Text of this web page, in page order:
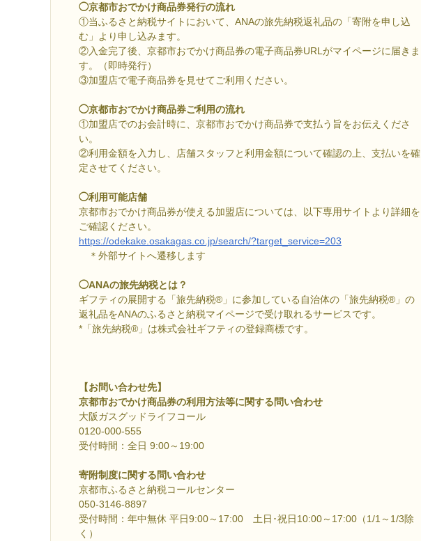
◯京都市おでかけ商品券発行の流れ
①当ふるさと納税サイトにおいて、ANAの旅先納税返礼品の「寄附を申し込
む」より申し込みます。
②入金完了後、京都市おでかけ商品券の電子商品券URLがマイページに届きま
す。（即時発行）
③加盟店で電子商品券を見せてご利用ください。
◯京都市おでかけ商品券ご利用の流れ
①加盟店でのお会計時に、京都市おでかけ商品券で支払う旨をお伝えくださ
い。
②利用金額を入力し、店舗スタッフと利用金額について確認の上、支払いを確
定させてください。
◯利用可能店舗
京都市おでかけ商品券が使える加盟店については、以下専用サイトより詳細を
ご確認ください。
https://odekake.osakagas.co.jp/search/?target_service=203
＊外部サイトへ遷移します
◯ANAの旅先納税とは？
ギフティの展開する「旅先納税®」に参加している自治体の「旅先納税®」の
返礼品をANAのふるさと納税マイページで受け取れるサービスです。
*「旅先納税®」は株式会社ギフティの登録商標です。
【お問い合わせ先】
京都市おでかけ商品券の利用方法等に関する問い合わせ
大阪ガスグッドライフコール
0120-000-555
受付時間：全日 9:00～19:00
寄附制度に関する問い合わせ
京都市ふるさと納税コールセンター
050-3146-8897
受付時間：年中無休 平日9:00～17:00 土日･祝日10:00～17:00（1/1～1/3除
く）